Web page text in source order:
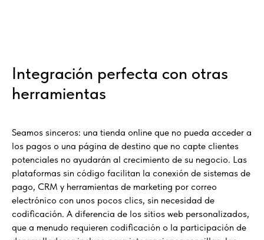
Integración perfecta con otras
herramientas
Seamos sinceros: una tienda online que no pueda acceder a
los pagos o una página de destino que no capte clientes
potenciales no ayudarán al crecimiento de su negocio. Las
plataformas sin código facilitan la conexión de sistemas de
pago, CRM y herramientas de marketing por correo
electrónico con unos pocos clics, sin necesidad de
codificación. A diferencia de los sitios web personalizados,
que a menudo requieren codificación o la participación de